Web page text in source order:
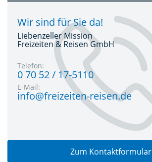
Wir sind für Sie da!
Liebenzeller Mission
Freizeiten & Reisen GmbH
Telefon:
0 70 52 / 17-5110
E-Mail:
info@freizeiten-reisen.de
Zum Kontaktformular